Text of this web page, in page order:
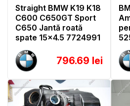
Straight BMW K19 K18
C600 C650GT Sport
C650 Jantă roată
spate 15x4.5 7724991
796.69 lei